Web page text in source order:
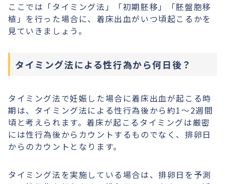
ここでは「タイミング法」「初期胚移」「胚盤胞移
植」を行った場合に、着床出血がいつ頃起こるかを
見ていきましょう。
タイミング法による性行為から何日後？
タイミング法で妊娠した場合に着床出血が起こる時
期は、タイミング法による性行為後から約1〜2週間
頃と考えられます。着床が起こるタイミングは厳密
には性行為後からカウントするものでなく、排卵日
からのカウントとなります。
タイミング法を実施している場合は、排卵日を予測